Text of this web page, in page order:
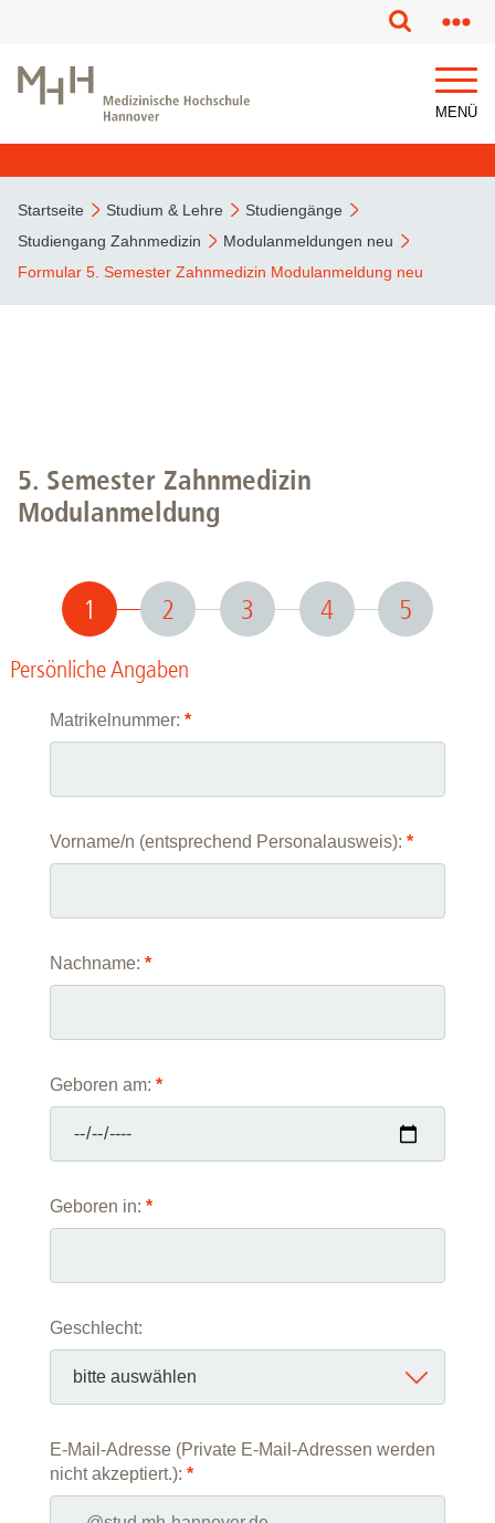
MENÜ
Startseite Studium & Lehre
Studiengänge
Studiengang Zahnmedizin
Modulanmeldungen neu
Formular 5. Semester Zahnmedizin Modulanmeldung neu
5. Semester Zahnmedizin
Modulanmeldung
1
Persönliche Angaben
2 3 4 5
Matrikelnummer: *
Vorname/n (entsprechend Personalausweis): *
Nachname: *
Geboren am: *
Geboren in: *
Geschlecht:
E-Mail-Adresse (Private E-Mail-Adressen werden
nicht akzeptiert.): *